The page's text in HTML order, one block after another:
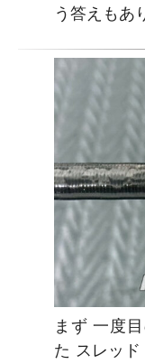
う答えもあ
まず 一度
た スレッ